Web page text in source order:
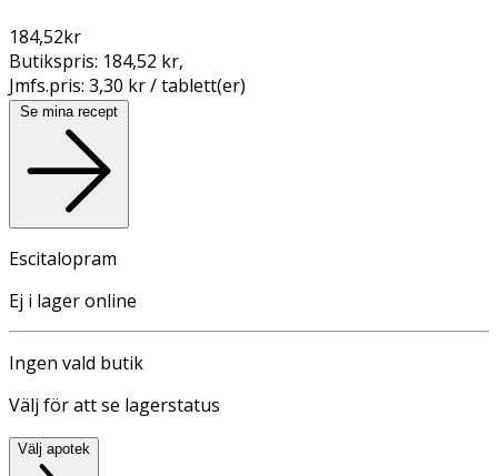
184,52kr
Butikspris: 184,52 kr,
Jmfs.pris: 3,30 kr / tablett(er)
Se mina recept
Escitalopram
Ej i lager online
Ingen vald butik
Välj för att se lagerstatus
Välj apotek